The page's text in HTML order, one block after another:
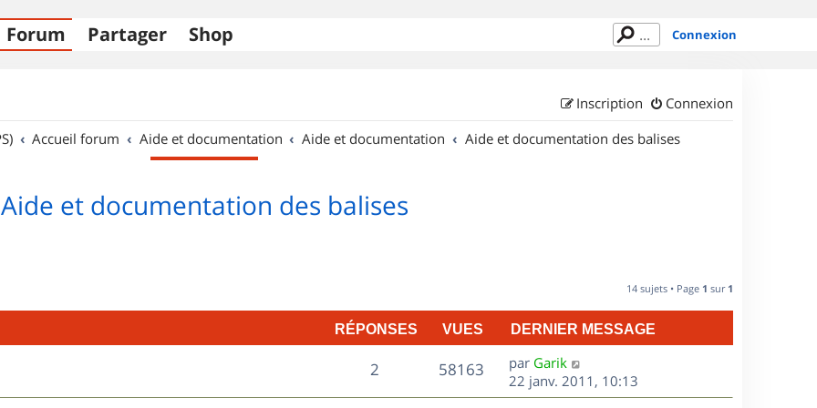
Forum Partager Shop Connexion
Connexion
Inscription
Accueil forum Aide et documentation Aide et documentation Aide et documentation des balises
Aide et documentation des balises
14 sujets • Page 1 sur 1
RÉPONSES VUES DERNIER MESSAGE
2R
é
58163V
u
D
e
r
par Garik
22 janv. 2011, 10:13